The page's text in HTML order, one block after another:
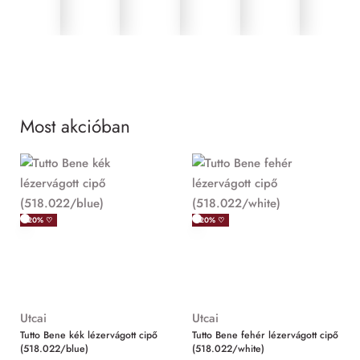
Most akcióban
-20% ♡
Utcai
Tutto Bene kék lézervágott cipő
(518.022/blue)
-20% ♡
Utcai
Tutto Bene fehér lézervágott cipő
(518.022/white)